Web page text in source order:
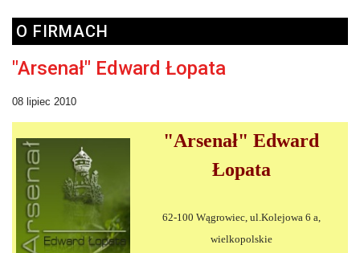
O FIRMACH
"Arsenał" Edward Łopata
08 lipiec 2010
"Arsenał" Edward
Łopata
62-100 Wągrowiec, ul.Kolejowa 6 a,
wielkopolskie